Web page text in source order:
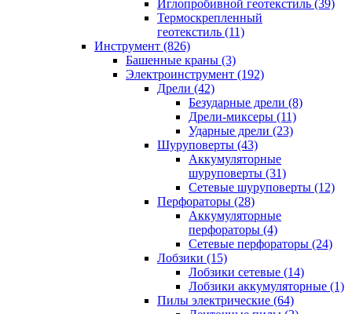
Иглопробивной геотекстиль (39)
Термоскрепленный
геотекстиль (11)
Инструмент (826)
Башенные краны (3)
Электроинструмент (192)
Дрели (42)
Безударные дрели (8)
Дрели-миксеры (11)
Ударные дрели (23)
Шуруповерты (43)
Аккумуляторные
шуруповерты (31)
Сетевые шуруповерты (12)
Перфораторы (28)
Аккумуляторные
перфораторы (4)
Сетевые перфораторы (24)
Лобзики (15)
Лобзики сетевые (14)
Лобзики аккумуляторные (1)
Пилы электрические (64)